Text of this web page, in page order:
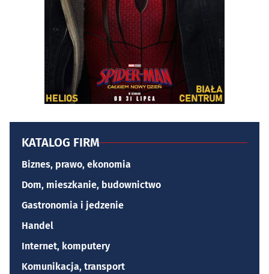
KATALOG FIRM
Biznes, prawo, ekonomia
Dom, mieszkanie, budownictwo
Gastronomia i jedzenie
Handel
Internet, komputery
Komunikacja, transport